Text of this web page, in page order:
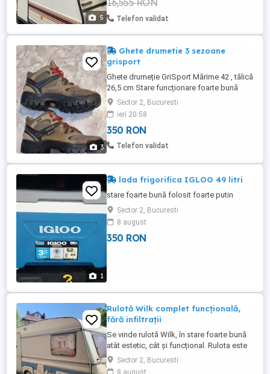
5
16,555 RON
Telefon validat
3
Ghete drumetie 3 sezoane
grisport
Ghete drumeție GriSport Mărime 42 , tălică
26,5 cm Stare funcționare foarte bună
Urme infime de uzura
Sector 2, Bucuresti
ieri 20:58
350 RON
Telefon validat
1
lada frigorifica IGLOO 49 litri
stare foarte bună folosit foarte putin
Sector 2, Bucuresti
8 august
350 RON
Rulotă Wilk complet funcțională,
fără infiltrații
Se vinde rulotă Wilk, în stare foarte bună
atât estetic, cât și funcțional. Rulota este
100% fără infiltrații, pereții și podeaua sunt
tari, fără urme de umezeală sau miros
Sector 2, Bucuresti
8 august